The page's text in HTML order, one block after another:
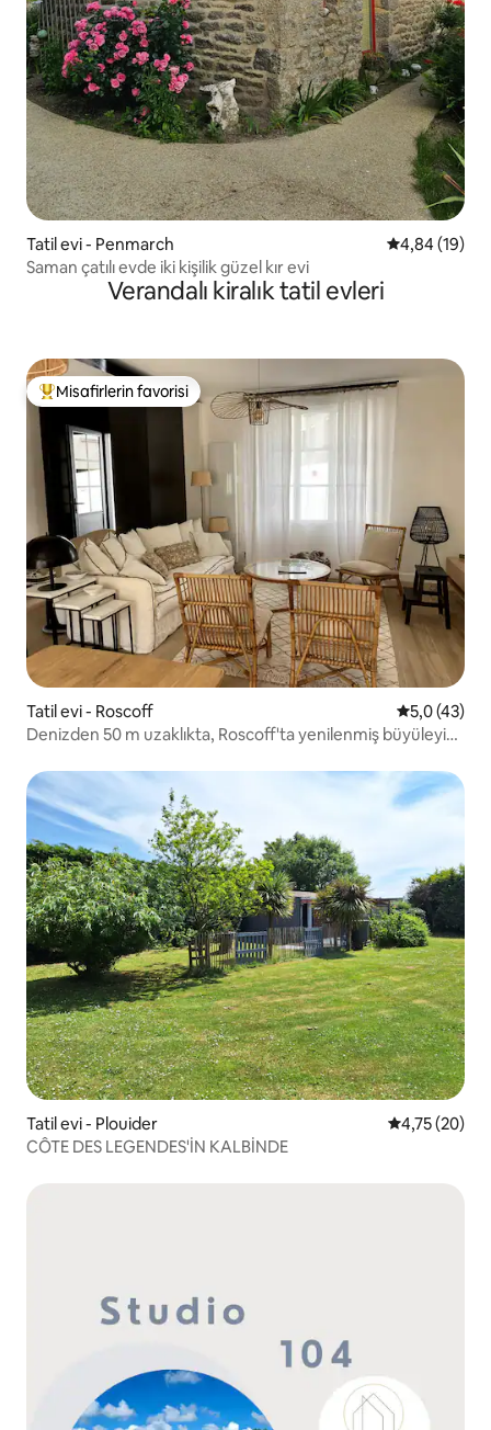
Tatil evi - Penmarch 5 üzerinden
4,84 (19)
Saman çatılı evde iki kişilik güzel kır evi
Verandalı kiralık tatil evleri
Misafirlerin favorilerinden en beğenilenler arasında
Misafirlerin favorisi
Tatil evi - Roscoff 5 üzerinden
5,0 (43)
Denizden 50 m uzaklıkta, Roscoff'ta yenilenmiş büyüleyici
Tatil evi - Plouider 5 üzerinden
4,75 (20)
CÔTE DES LEGENDES'İN KALBİNDE